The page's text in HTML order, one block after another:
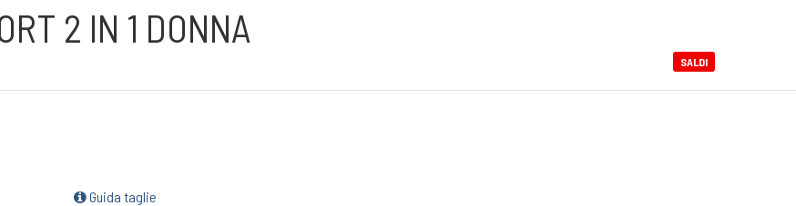
2 IN 1 DONNA
SALDI
Guida taglie